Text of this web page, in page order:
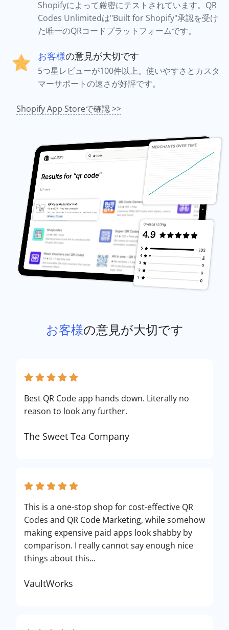
Shopifyによって厳密にテストされています。QR
Codes Unlimitedは"Built for Shopify"承認を受け
た唯一のQRコードプラットフォームです。
お客様の意見が大切です
5つ星レビューが100件以上。使いやすさとカスタ
マーサポートの速さが好評です。
Shopify App Storeで確認 >>
お客様の意見が大切です
Best QR Code app hands down. Literally no
reason to look any further.
The Sweet Tea Company
This is a one-stop shop for cost-effective QR
Codes and QR Code Marketing, while somehow
making expensive paid apps look shabby by
comparison. I really cannot say enough nice
things about this...
VaultWorks